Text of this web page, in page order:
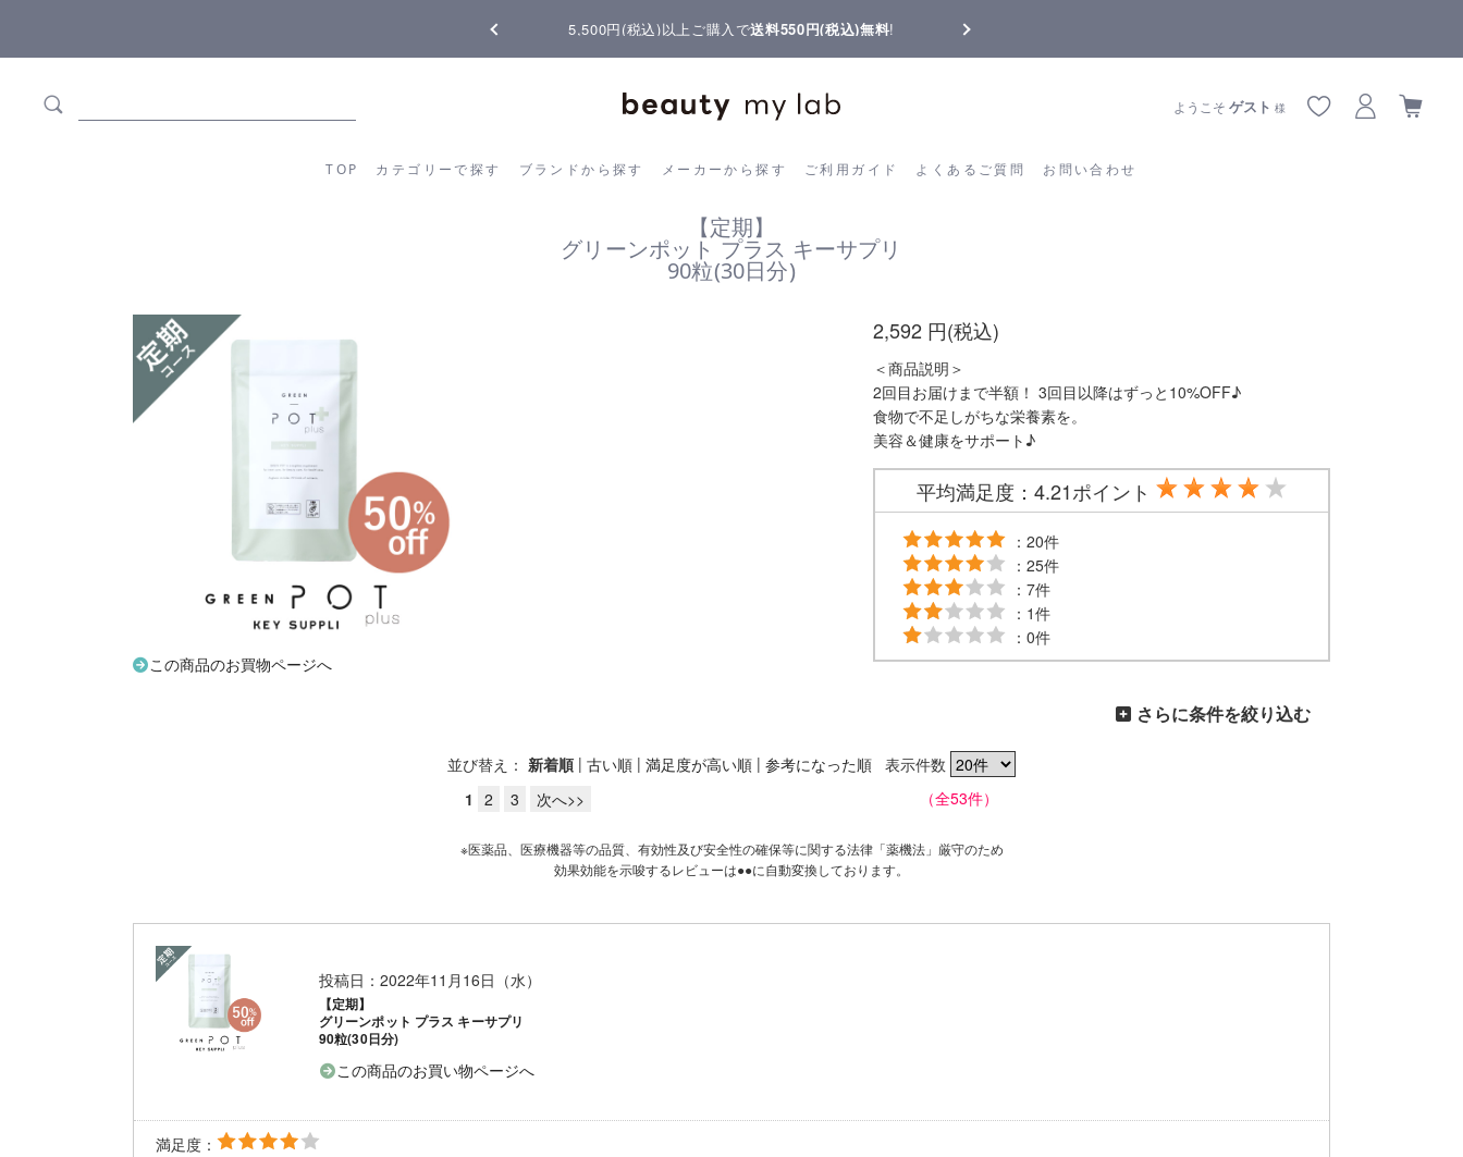
【重要】熊本地震の影響によりお届けに遅延が生じております
TOP カテゴリーで探す ブランドから探す メーカーから探す ご利用ガイド よくあるご質問 お問い合わせ
ようこそゲスト 様
カテゴリーから探す ブランドから探す メーカーから探す ご利用ガイド よくあるご質問
【定期】
グリーンポット プラス キーサプリ
90粒(30日分)
この商品のお買物ページへ
2,592 円(税込)
＜商品説明＞
2回目お届けまで半額！ 3回目以降はずっと10%OFF♪
食物で不足しがちな栄養素を。
美容＆健康をサポート♪
平均満足度：4.21ポイント
：20件
：25件
：7件
：1件
：0件
さらに条件を絞り込む
並び替え： 新着順 | 古い順 | 満足度が高い順 | 参考になった順 表示件数
1 2 3 次へ>> （全53件）
※医薬品、医療機器等の品質、有効性及び安全性の確保等に関する法律「薬機法」厳守のため
効果効能を示唆するレビューは●●に自動変換しております。
投稿日：2022年11月16日（水）
【定期】
グリーンポット プラス キーサプリ
90粒(30日分)
この商品のお買い物ページへ
満足度：